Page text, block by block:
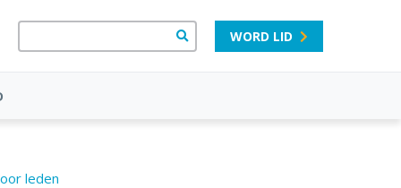
WORD LID
leden